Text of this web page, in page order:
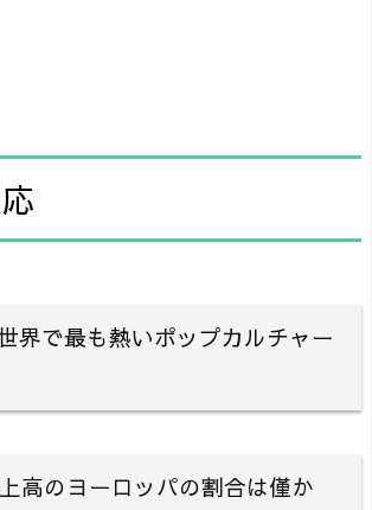
界で最も熱いポップカルチャー
高のヨーロッパの割合は僅か